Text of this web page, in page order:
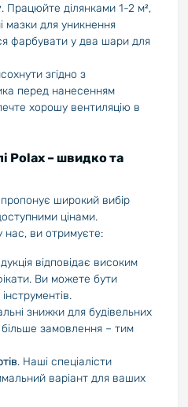
. Працюйте ділянками 1-2 м²,
мазки для уникнення
фарбувати у два шари для
згідно з
перед нанесенням
хорошу вентиляцію в
Polax – швидко та
широкий вибір
цінами.
ви отримуєте:
відповідає високим
Ви можете бути
знижки для будівельних
більше замовлення – тим
. Наші спеціалісти
варіант для ваших